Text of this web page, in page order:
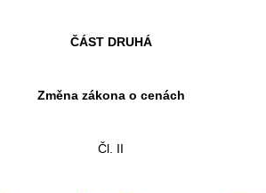
ČÁST DRUHÁ
Změna zákona o cenách
Čl. II